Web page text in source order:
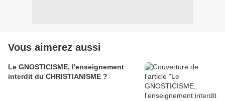
Vous aimerez aussi
Le GNOSTICISME, l'enseignement
interdit du CHRISTIANISME ?